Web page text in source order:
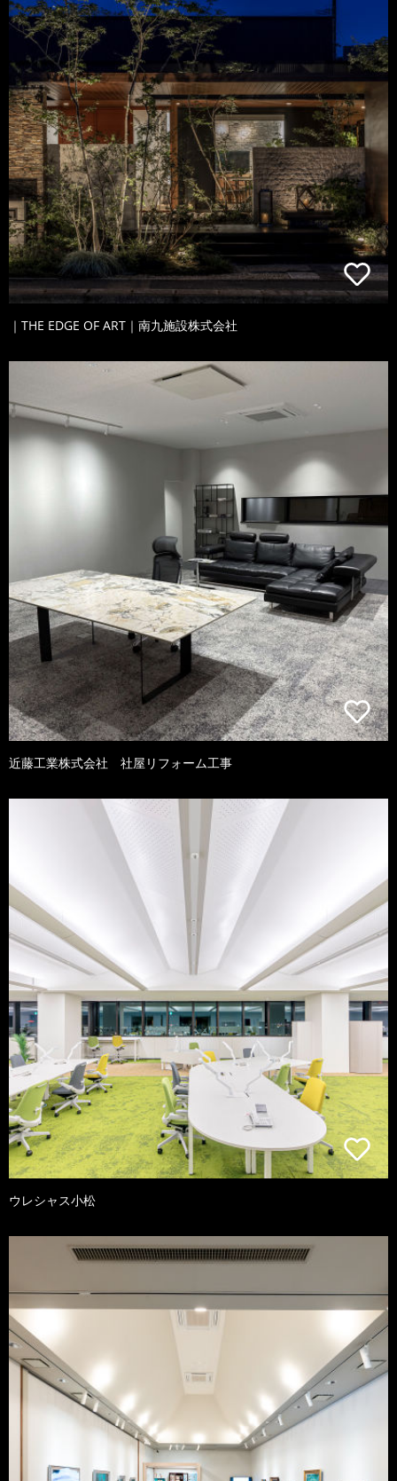
｜THE EDGE OF ART｜南九施設株式会社
近藤工業株式会社 社屋リフォーム工事
ウレシャス小松